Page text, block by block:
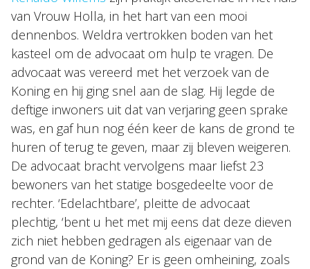
van Vrouw Holla, in het hart van een mooi
dennenbos. Weldra vertrokken boden van het
kasteel om de advocaat om hulp te vragen. De
advocaat was vereerd met het verzoek van de
Koning en hij ging snel aan de slag. Hij legde de
deftige inwoners uit dat van verjaring geen sprake
was, en gaf hun nog één keer de kans de grond te
huren of terug te geven, maar zij bleven weigeren.
De advocaat bracht vervolgens maar liefst 23
bewoners van het statige bosgedeelte voor de
rechter. ‘Edelachtbare’, pleitte de advocaat
plechtig, ‘bent u het met mij eens dat deze dieven
zich niet hebben gedragen als eigenaar van de
grond van de Koning? Er is geen omheining, zoals